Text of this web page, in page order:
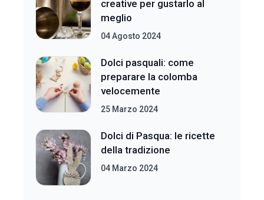
creative per gustarlo al
meglio
04 Agosto 2024
Dolci pasquali: come
preparare la colomba
velocemente
25 Marzo 2024
Dolci di Pasqua: le ricette
della tradizione
04 Marzo 2024